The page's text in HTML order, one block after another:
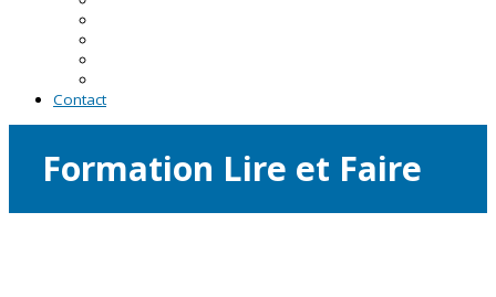
Contact
Formation Lire et Faire